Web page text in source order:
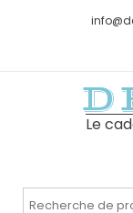
Le
Recherche